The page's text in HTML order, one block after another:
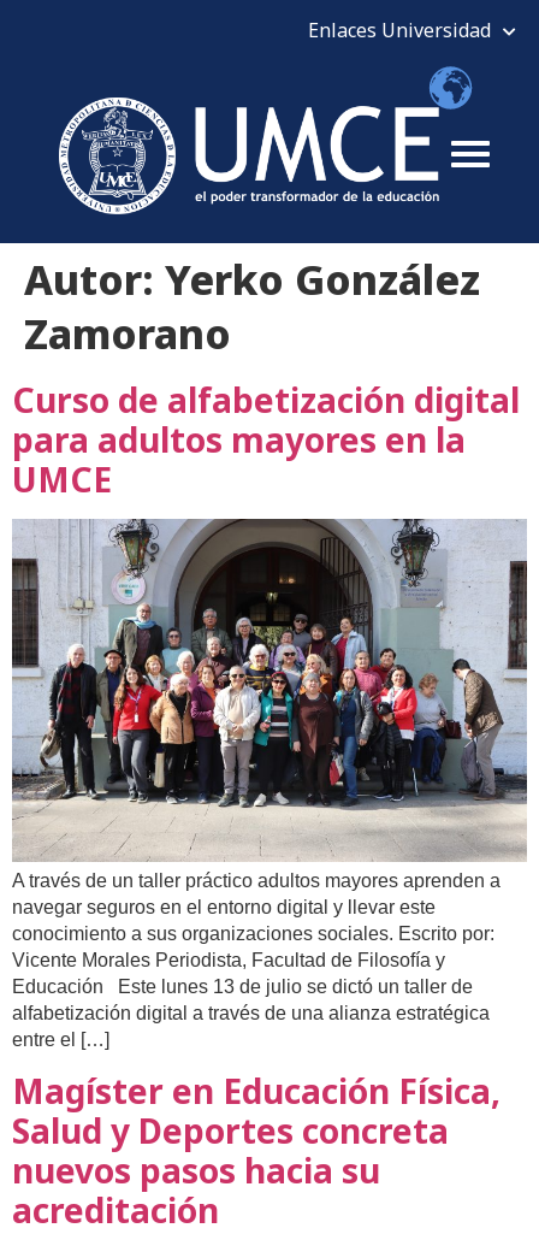
Autor: Yerko González
Zamorano
Curso de alfabetización digital
para adultos mayores en la
UMCE
A través de un taller práctico adultos mayores aprenden a
navegar seguros en el entorno digital y llevar este
conocimiento a sus organizaciones sociales. Escrito por:
Vicente Morales Periodista, Facultad de Filosofía y
Educación Este lunes 13 de julio se dictó un taller de
alfabetización digital a través de una alianza estratégica
entre el […]
Magíster en Educación Física,
Salud y Deportes concreta
nuevos pasos hacia su
acreditación